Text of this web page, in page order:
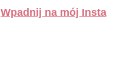
Wpadnij na mój Insta